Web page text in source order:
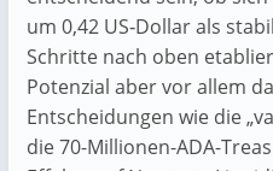
um 0,42 US‑Dollar als
Schritte nach oben
Potenzial aber vor allem
Entscheidungen wie die
die 70-Millionen-ADA-